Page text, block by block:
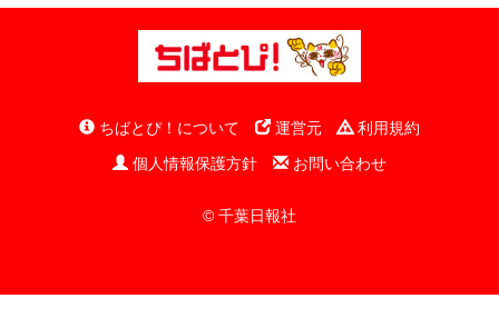
ちばとぴ！について 運営元
利用規約
個人情報保護方針
お問い合わせ
© 千葉日報社